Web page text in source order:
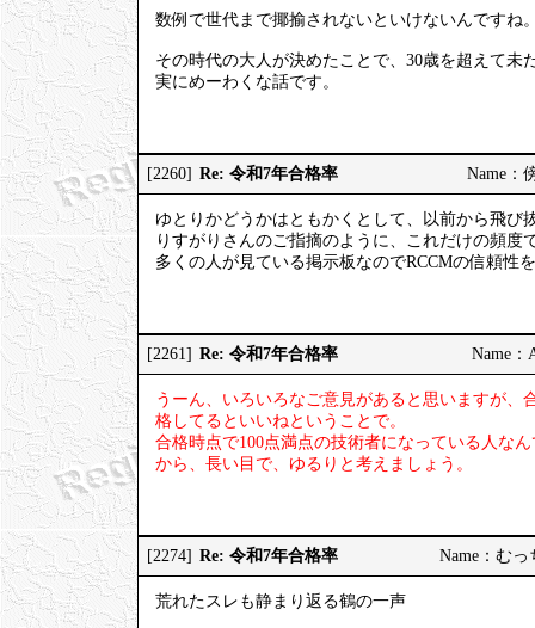
数例で世代まで揶揄されないといけないんですね
その時代の大人が決めたことで、30歳を超えて未
実にめーわくな話です。
[2260] Re: 令和7年合格率 Name：
ゆとりかどうかはともかくとして、以前から飛
りすがりさんのご指摘のように、これだけの頻度
多くの人が見ている掲示板なのでRCCMの信頼性
[2261] Re: 令和7年合格率 Name：
うーん、いろいろなご意見があると思いますが
格してるといいねということで。
合格時点で100点満点の技術者になっている人な
から、長い目で、ゆるりと考えましょう。
[2274] Re: 令和7年合格率 Name：む
荒れたスレも静まり返る鶴の一声